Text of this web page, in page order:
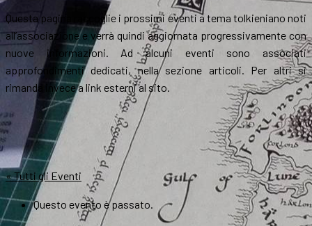
Questa pagina raccoglie i prossimi eventi a tema tolkieniano noti
all’associazione e verrà quindi aggiornata progressivamente con
nuove informazioni. Ad alcuni eventi sono associati
approfondimenti dedicati, nella sezione articoli. Per altri si
rimanda invece a link esterni al sito.
« Tutti gli Eventi
Questo evento è passato.